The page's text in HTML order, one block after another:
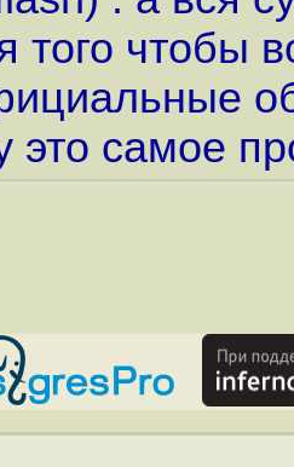
того чтобы
это самое